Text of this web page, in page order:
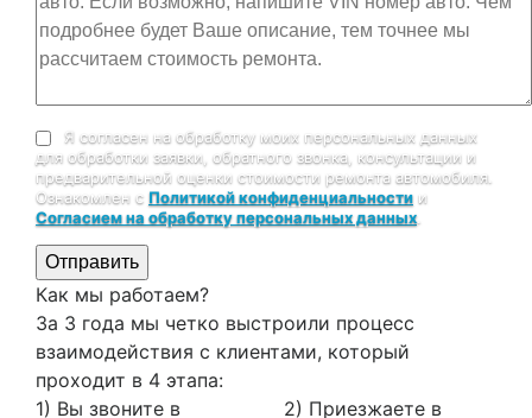
Я согласен на обработку моих персональных данных
для обработки заявки, обратного звонка, консультации и
предварительной оценки стоимости ремонта автомобиля.
Ознакомлен с Политикой конфиденциальности и
Согласием на обработку персональных данных
Отправить
Как мы работаем?
За 3 года мы четко выстроили процесс
взаимодействия с клиентами, который
проходит в 4 этапа:
1) Вы звоните в
2) Приезжаете в